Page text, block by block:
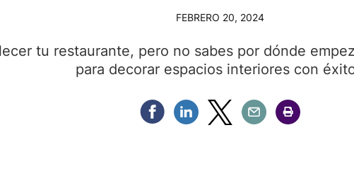
FEBRERO 20, 2024
tu restaurante, pero no sabes por dónde
para decorar espacios interiores con
Compartir Facebook
Compartir Linkedin
Compartir Twitter
Compartir Email
Compartir